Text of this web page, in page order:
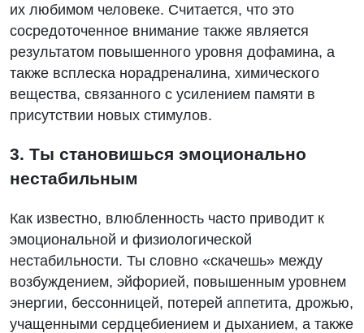
их любимом человеке. Считается, что это
сосредоточенное внимание также является
результатом повышенного уровня дофамина, а
также всплеска норадреналина, химического
вещества, связанного с усилением памяти в
присутствии новых стимулов.
3. Ты становишься эмоционально
нестабильным
Как известно, влюбленность часто приводит к
эмоциональной и физиологической
нестабильности. Ты словно «скачешь» между
возбуждением, эйфорией, повышенным уровнем
энергии, бессонницей, потерей аппетита, дрожью,
учащенными сердцебиением и дыханием, а также